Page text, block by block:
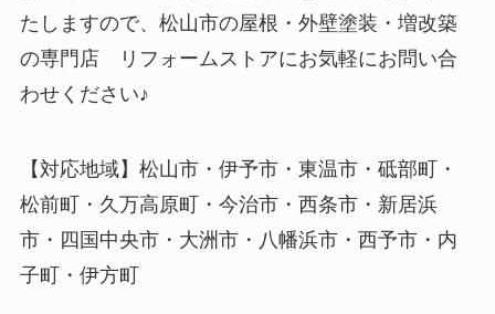
たしますので、松山市の屋根・外壁塗装・増改築
の専門店 リフォームストアにお気軽にお問い合
わせください♪
【対応地域】松山市・伊予市・東温市・砥部町・
松前町・久万高原町・今治市・西条市・新居浜
市・四国中央市・大洲市・八幡浜市・西予市・内
子町・伊方町